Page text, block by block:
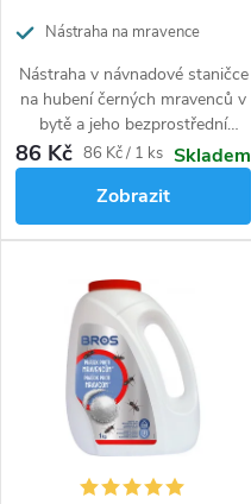
t
ů
Nástraha na mravence
Nástraha v návnadové staničce
na hubení černých mravenců v
bytě a jeho bezprostřední
blízkosti. Tato past na
mravence vyhubí celou kolonii i
s královnou.
86 Kč Měrná
86 Kč / 1 ks Skladem
Zobrazit